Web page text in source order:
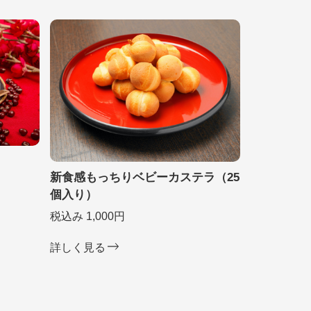
新食感もっちりベビーカステラ（25
個入り）
税込み 1,000円
詳しく見る